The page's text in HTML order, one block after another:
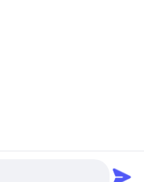
. Διατηρούνται όλα τα